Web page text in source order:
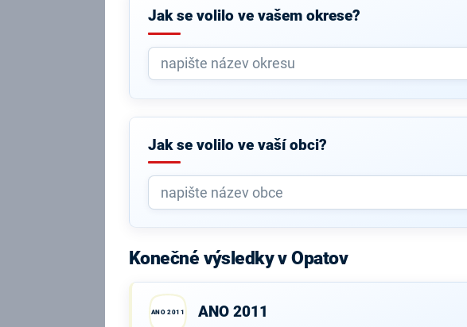
Jak se volilo ve vašem okrese?
Jak se volilo ve vaší obci?
Konečné výsledky v Opatov
ANO 2011 ANO 2011